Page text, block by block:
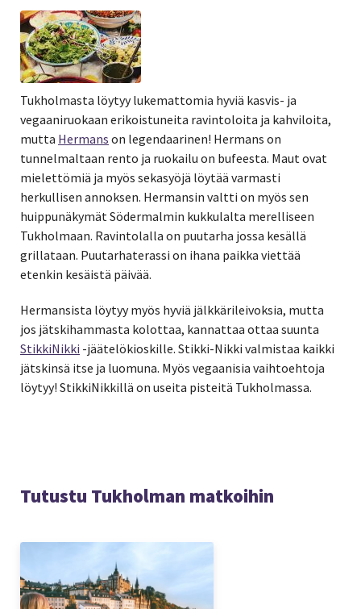
Tukholmasta löytyy lukemattomia hyviä kasvis- ja
vegaaniruokaan erikoistuneita ravintoloita ja kahviloita,
mutta Hermans on legendaarinen! Hermans on
tunnelmaltaan rento ja ruokailu on bufeesta. Maut ovat
mielettömiä ja myös sekasyöjä löytää varmasti
herkullisen annoksen. Hermansin valtti on myös sen
huippunäkymät Södermalmin kukkulalta merelliseen
Tukholmaan. Ravintolalla on puutarha jossa kesällä
grillataan. Puutarhaterassi on ihana paikka viettää
etenkin kesäistä päivää.
Hermansista löytyy myös hyviä jälkkärileivoksia, mutta
jos jätskihammasta kolottaa, kannattaa ottaa suunta
StikkiNikki -jäätelökioskille. Stikki-Nikki valmistaa kaikki
jätskinsä itse ja luomuna. Myös vegaanisia vaihtoehtoja
löytyy! StikkiNikkillä on useita pisteitä Tukholmassa.
Tutustu Tukholman matkoihin